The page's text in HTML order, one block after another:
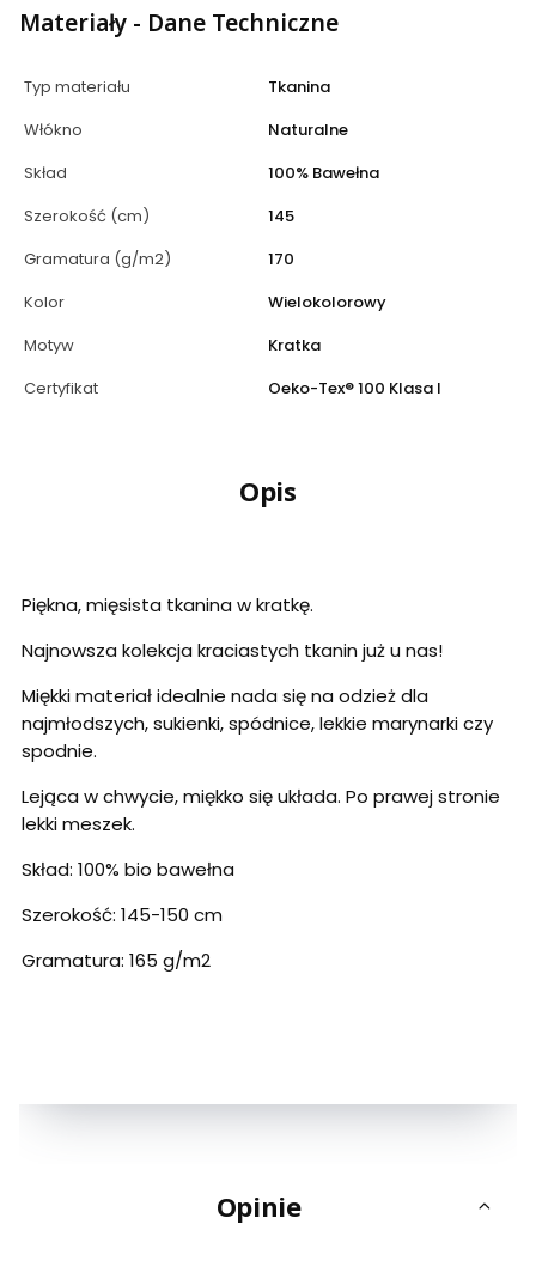
Materiały - Dane Techniczne
Typ materiału
Tkanina
Włókno
Naturalne
Skład
100% Bawełna
Szerokość (cm)
145
Gramatura (g/m2)
170
Kolor
Wielokolorowy
Motyw
Kratka
Certyfikat
Oeko-Tex® 100 Klasa I
Opis
Piękna, mięsista tkanina w kratkę.
Najnowsza kolekcja kraciastych tkanin już u nas!
Miękki materiał idealnie nada się na odzież dla
najmłodszych, sukienki, spódnice, lekkie marynarki czy
spodnie.
Lejąca w chwycie, miękko się układa. Po prawej stronie
lekki meszek.
Skład: 100% bio bawełna
Szerokość: 145-150 cm
Gramatura: 165 g/m2
Opinie